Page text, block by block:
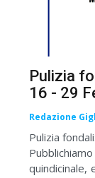
Pulizia
16 - 29
Redazione
Pulizia
quindicinale,